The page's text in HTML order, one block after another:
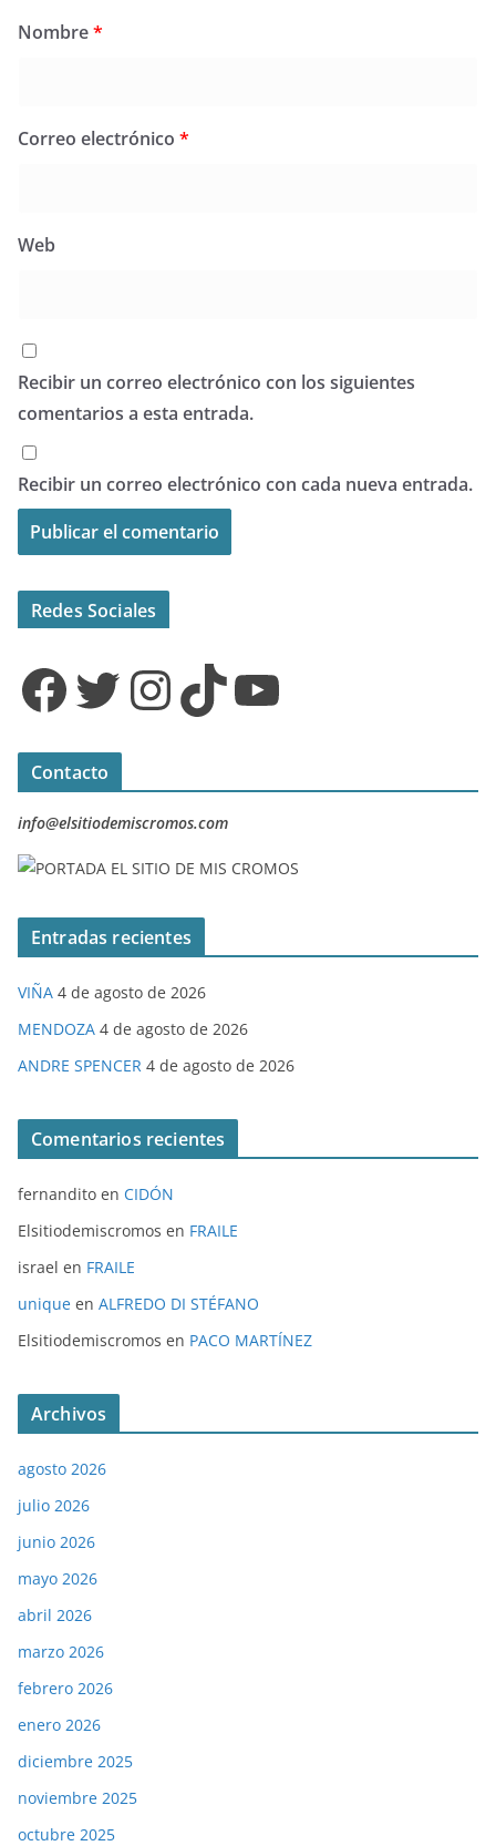
Nombre*
Correo electrónico *
Web
Recibir un correo electrónico con los siguientes
comentarios a esta entrada.
Recibir un correo electrónico con cada nueva entrada.
Redes Sociales
Facebook Twitter InstagramTikTok YouTube
Contacto
info@elsitiodemiscromos.com
Entradas recientes
VIÑA 4 de agosto de 2026
MENDOZA 4 de agosto de 2026
ANDRE SPENCER 4 de agosto de 2026
Comentarios recientes
fernandito en CIDÓN
Elsitiodemiscromos en FRAILE
israel en FRAILE
unique en ALFREDO DI STÉFANO
Elsitiodemiscromos en PACO MARTÍNEZ
Archivos
agosto 2026
julio 2026
junio 2026
mayo 2026
abril 2026
marzo 2026
febrero 2026
enero 2026
diciembre 2025
noviembre 2025
octubre 2025